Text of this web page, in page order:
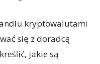
kryptowalutami
się z doradcą
jakie są